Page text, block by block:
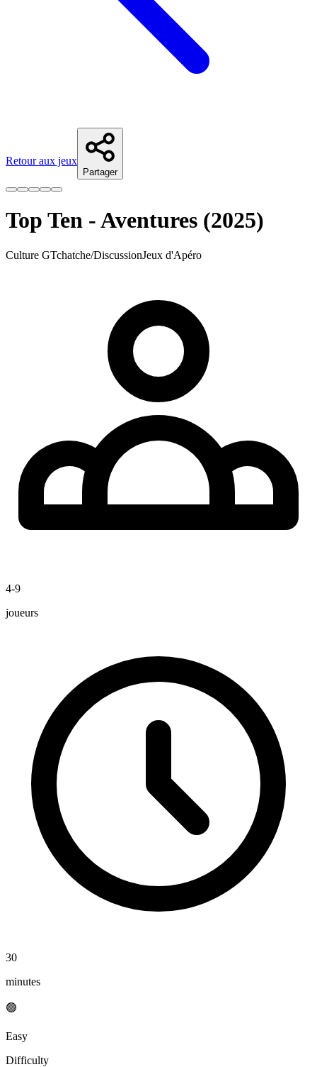
Retour aux jeux
Partager
Top Ten - Aventures (2025)
Culture GTchatche/DiscussionJeux d'Apéro
4-9
joueurs
30
minutes
🟢
Easy
Difficulty